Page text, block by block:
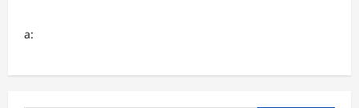
さ
a: